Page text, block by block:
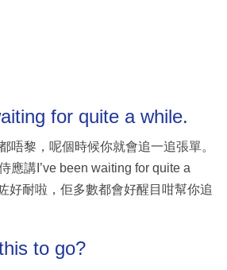
for quite a while.
唔黎，呢個時候你就會追一追張單。
應講I’ve been waiting for quite a
好耐啦，佢多數都會好醒目咁幫你追
to go?